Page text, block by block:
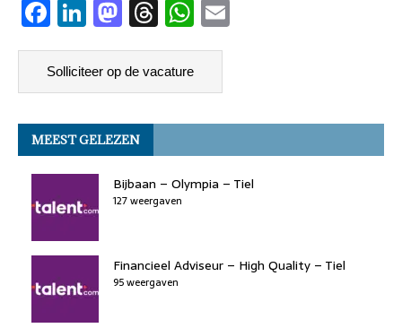
F
a
c
e
b
o
o
k
Li
n
k
e
dI
n
M
a
st
o
d
o
n
T
h
re
a
d
s
W
h
s
A
p
p
MEEST GELEZEN
Bijbaan – Olympia – Tiel
127 weergaven
Financieel Adviseur – High Quality – Tiel
95 weergaven